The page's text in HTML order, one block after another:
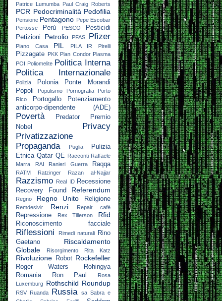
Patrice Lumumba
Paul Craig Roberts
PCR Pedocriminalità Pedofilia
Pensione Pentagono Pepe Escobar
Pertosse
Perù PESCO
Pesticidi
Petizioni
Petrolio PFAS Pfizer
Piano Casa PIL PILA IR Pirelli
Pizzagate PKK Plan Condor Plasma
POI Poliomelite Politica Interna
Politica Internazionale
Polizia Polonia
Ponte Morandi
Popoli
Populismo Pornografia
Porto
Rico
Portogallo
Potenziamento
anticorpo-dipendente (ADE)
Povertà Predator
Premio
Nobel
Privacy
Privatizzazione
Propaganda
Puglia
Pulizia
Etnica Qatar QE Racconti Raffaele
Marra
RAI Ranieri Guerra Raqqa
RATM Ratzinger Razan al-Najjar
Razzismo Real ID Recessione
Recovery Found
Referendum
Regno Regno Unito Religione
Remdesivir Renzi Repair café
Repressione Rex Tillerson Rfid
Riconoscimento facciale
Riflessioni Rimedi naturali
Rino
Gaetano
Riscaldamento
Globale
Risorgimento Rita Katz
Rivoluzione Robot Rockefeller
Roger Waters
Rohingya
Romania
Ron Paul
Rosa
Luxemburg Rothschild Roundup
RSV Ruanda Russia sa Sabra e